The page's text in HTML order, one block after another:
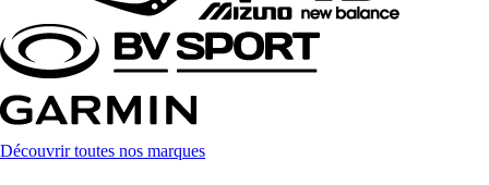
Découvrir toutes nos marques